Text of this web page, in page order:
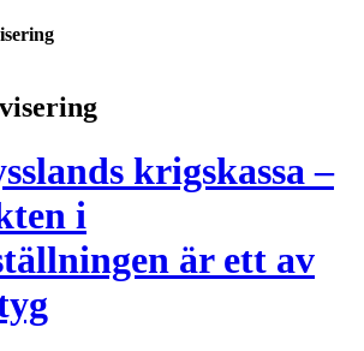
krigskassa –
i
är ett av